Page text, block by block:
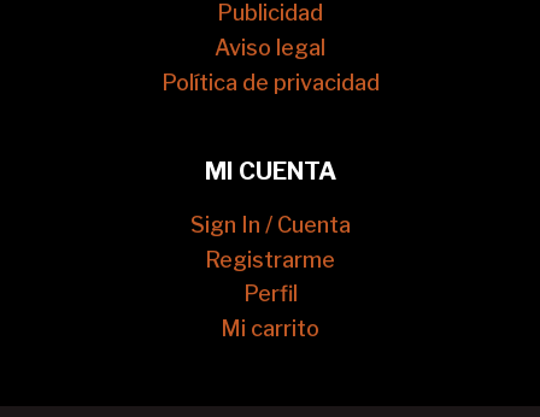
Publicidad
Aviso legal
Política de privacidad
MI CUENTA
Sign In / Cuenta
Registrarme
Perfil
Mi carrito